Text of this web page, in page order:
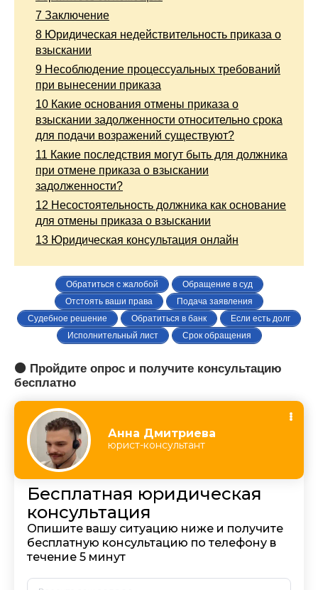
7 Заключение
8 Юридическая недействительность приказа о
взыскании
9 Несоблюдение процессуальных требований
при вынесении приказа
10 Какие основания отмены приказа о
взыскании задолженности относительно срока
для подачи возражений существуют?
11 Какие последствия могут быть для должника
при отмене приказа о взыскании
задолженности?
12 Несостоятельность должника как основание
для отмены приказа о взыскании
13 Юридическая консультация онлайн
Обратиться с жалобой
Обращение в суд
Отстоять ваши права
Подача заявления
Судебное решение
Обратиться в банк
Если есть долг
Исполнительный лист
Срок обращения
🟠 Пройдите опрос и получите консультацию
бесплатно